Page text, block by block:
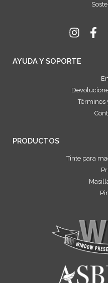
AYUDA Y SOPORTE
Términos
PRODUCTOS
Tinte para